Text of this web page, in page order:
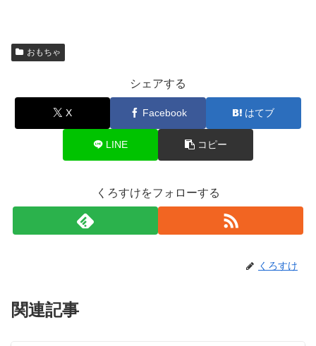
おもちゃ
シェアする
X Facebook はてブ
LINE コピー
くろすけをフォローする
くろすけ
関連記事